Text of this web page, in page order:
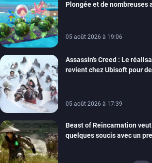
Plongée et de nombreuses
05 août 2026 à 19:06
Assassin’s Creed : Le
revient chez Ubisoft pour
05 août 2026 à 17:39
Beast of Reincarnation
quelques soucis avec un